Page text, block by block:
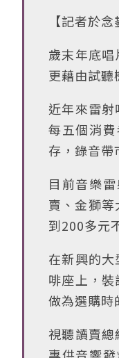
【記者於
歲末年底
更藉由試聽
近年來雷
每五個消
存，錄音帶
目前音樂
賣、金獅
到200多元
在新興的
啡座上，
做為選購時
視聽讀賣